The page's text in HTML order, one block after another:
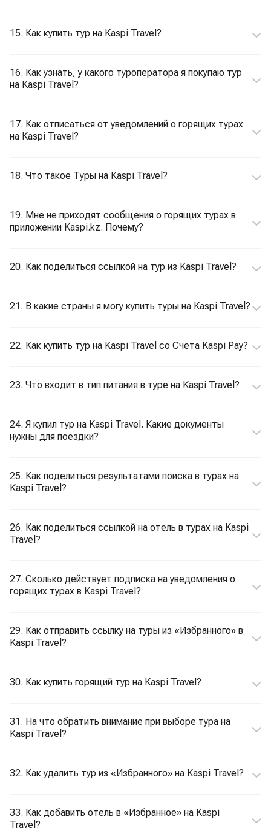
15. Как купить тур на Kaspi Travel?
16. Как узнать, у какого туроператора я покупаю тур
на Kaspi Travel?
17. Как отписаться от уведомлений о горящих турах
на Kaspi Travel?
18. Что такое Туры на Kaspi Travel?
19. Мне не приходят сообщения о горящих турах в
приложении Kaspi.kz. Почему?
20. Как поделиться ссылкой на тур из Kaspi Travel?
21. В какие страны я могу купить туры на Kaspi Travel?
22. Как купить тур на Kaspi Travel со Счета Kaspi Pay?
23. Что входит в тип питания в туре на Kaspi Travel?
24. Я купил тур на Kaspi Travel. Какие документы
нужны для поездки?
25. Как поделиться результатами поиска в турах на
Kaspi Travel?
26. Как поделиться ссылкой на отель в турах на Kaspi
Travel?
27. Сколько действует подписка на уведомления о
горящих турах в Kaspi Travel?
29. Как отправить ссылку на туры из «Избранного» в
Kaspi Travel?
30. Как купить горящий тур на Kaspi Travel?
31. На что обратить внимание при выборе тура на
Kaspi Travel?
32. Как удалить тур из «Избранного» на Kaspi Travel?
33. Как добавить отель в «Избранное» на Kaspi
Travel?